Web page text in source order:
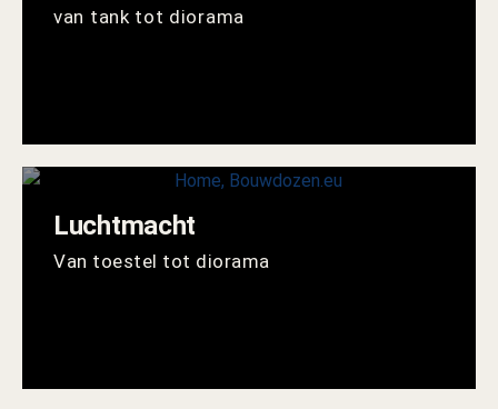
van tank tot diorama
Luchtmacht
Van toestel tot diorama